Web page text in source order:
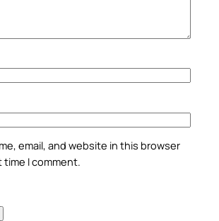
email, and website in this browser
I comment.